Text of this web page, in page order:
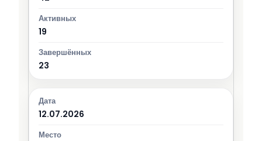
19
23
12.07.2026